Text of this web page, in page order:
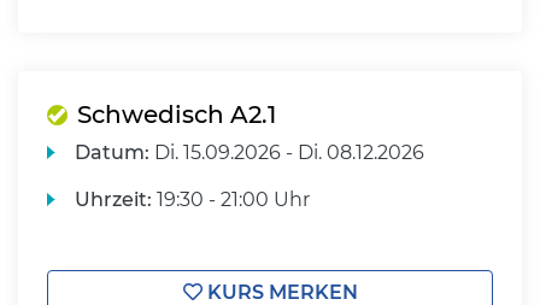
Schwedisch A2.1
Datum: Di. 15.09.2026 - Di. 08.12.2026
Uhrzeit: 19:30 - 21:00 Uhr
KURS MERKEN